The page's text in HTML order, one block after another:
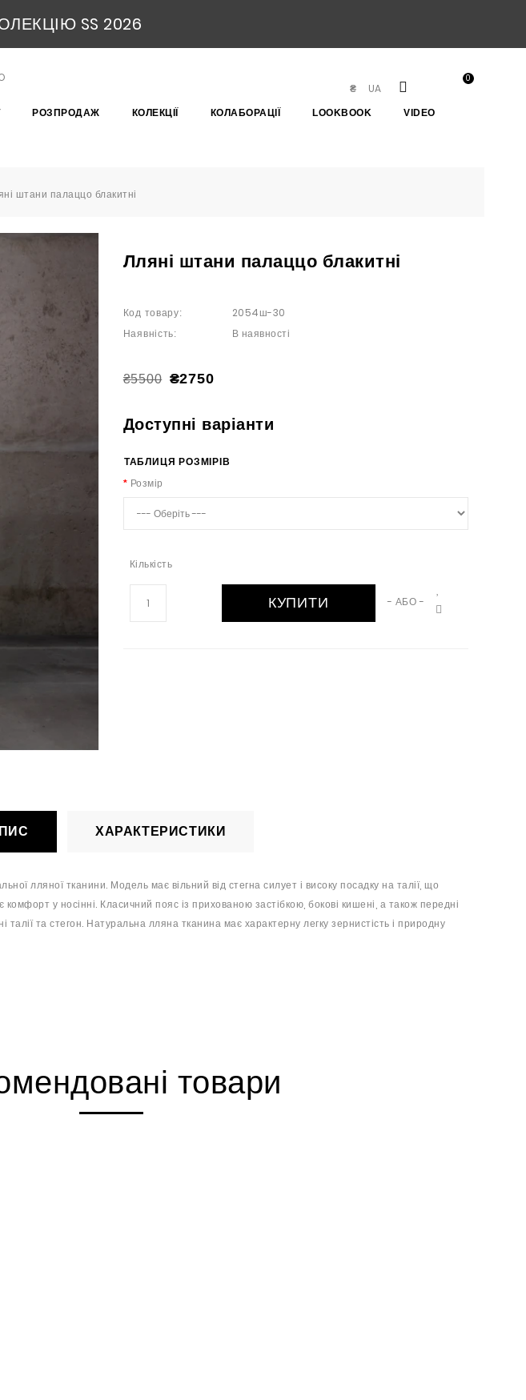
SS 2026
0
UA
₴
РОЗПРОДАЖ КОЛЕКЦІЇ КОЛАБОРАЦІЇ LOOKBOOK VIDEO
штани палаццо блакитні
Лляні штани палаццо блакитні
Код товару: 2054ш-30
Наявність: В наявності
₴5500 ₴2750
Доступні варіанти
ТАБЛИЦЯ РОЗМІРІВ
Розмір
Кількість
КУПИТИ - АБО -
ХАРАКТЕРИСТИКИ
лляної тканини. Модель має вільний від стегна силует і високу посадку на талії, що
у носінні. Класичний пояс із прихованою застібкою, бокові кишені, а також передні
талії та стегон. Натуральна лляна тканина має характерну легку зернистість і природну
товари